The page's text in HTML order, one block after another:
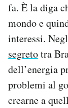
Area
Newsletter
Notifiche
Regala il
Esci
fa. È la diga
mondo e
interessi.
segretotra
dell’energia
problemi al
crearne a